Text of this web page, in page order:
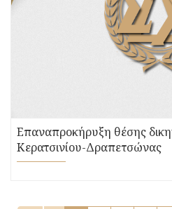
Επαναπροκήρυξη θέσης
Κερατσινίου-Δραπετσώνας